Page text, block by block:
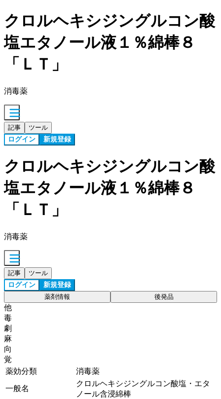
クロルヘキシジングルコン酸
塩エタノール液１％綿棒８
「ＬＴ」
消毒薬
記事 ツール
ログイン 新規登録
クロルヘキシジングルコン酸
塩エタノール液１％綿棒８
「ＬＴ」
消毒薬
記事 ツール
ログイン 新規登録
薬剤情報 後発品
他
毒
劇
麻
向
覚
薬効分類
消毒薬
一般名
クロルヘキシジングルコン酸塩・エタ
ノール含浸綿棒